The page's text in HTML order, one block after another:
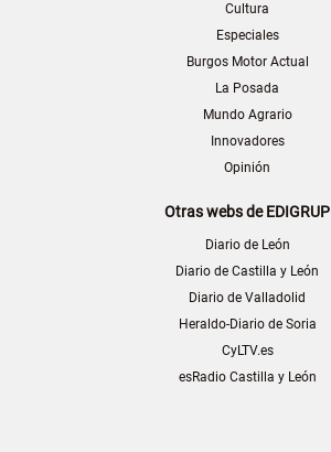
Cultura
Especiales
Burgos Motor Actual
La Posada
Mundo Agrario
Innovadores
Opinión
Otras webs de EDIGRUP
Diario de León
Diario de Castilla y León
Diario de Valladolid
Heraldo-Diario de Soria
CyLTV.es
esRadio Castilla y León